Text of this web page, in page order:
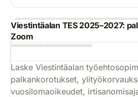
Viestintäalan TES 2025–2027:
Zoom
Laske Viestintäalan
palkankorotukset,
vuosilomaoikeudet,